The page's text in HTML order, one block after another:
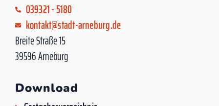
039321 - 5180
kontakt@stadt-arneburg.de
Breite Straße 15
39596 Arneburg
Download